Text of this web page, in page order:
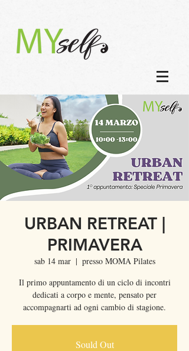
URBAN RETREAT |
PRIMAVERA
sab 14 mar
  |
presso MOMA Pilates
Il primo appuntamento di un ciclo di incontri
dedicati a corpo e mente, pensato per
Sould Out